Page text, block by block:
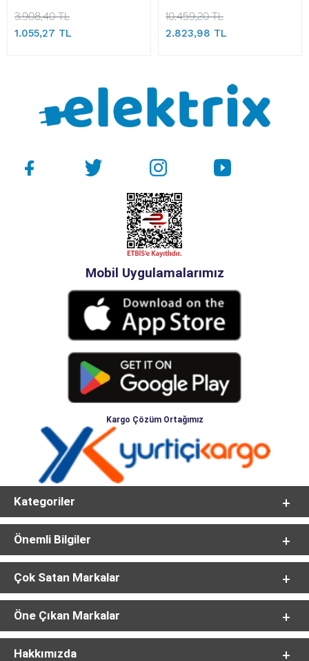
3.908,40 TL
1.055,27 TL
10.459,20 TL
2.823,98 TL
Mobil Uygulamalarımız
Kargo Çözüm Ortağımız
Kategoriler
Önemli Bilgiler
Çok Satan Markalar
Öne Çıkan Markalar
Hakkımızda